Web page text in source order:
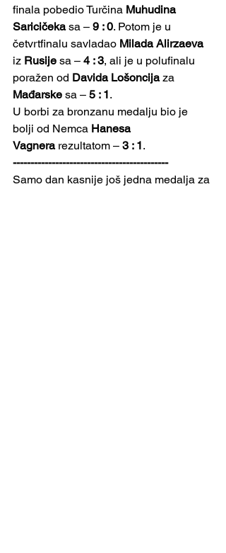
finala pobedio Turčina Muhudina
Saricičeka sa – 9 : 0. Potom je u
četvrtfinalu savladao Milada Alirzaeva
iz Rusije sa – 4 : 3, ali je u polufinalu
poražen od Davida Lošoncija za
Mađarske sa – 5 : 1.
U borbi za bronzanu medalju bio je
bolji od Nemca Hanesa
Vagnera rezultatom – 3 : 1.
--------------------------------------------
Samo dan kasnije još jedna medalja za